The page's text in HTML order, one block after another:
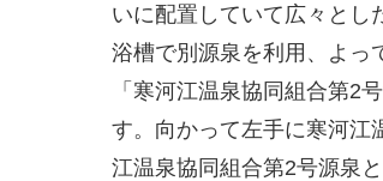
いに配置していて広々とし
浴槽で別源泉を利用、よっ
「寒河江温泉協同組合第2
す。向かって左手に寒河江
江温泉協同組合第2号源泉